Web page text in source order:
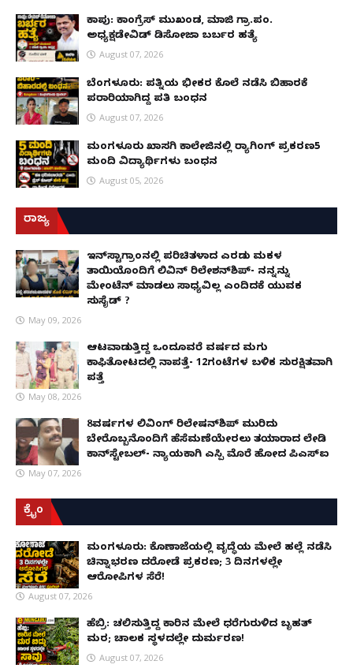
ಕಾಪು: ಕಾಂಗ್ರೆಸ್ ಮುಖಂಡ, ಮಾಜಿ ಗ್ರಾ.ಪಂ.
ಅಧ್ಯಕ್ಷಡೇವಿಡ್ ಡಿಸೋಜಾ ಬರ್ಬರ ಹತ್ಯೆ
August 07, 2026
ಬೆಂಗಳೂರು: ಪತ್ನಿಯ ಭೀಕರ ಕೊಲೆ ನಡೆಸಿ ಬಿಹಾರಕ್ಕೆ
ಪರಾರಿಯಾಗಿದ್ದ ಪತಿ ಬಂಧನ
August 07, 2026
ಮಂಗಳೂರು ಖಾಸಗಿ ಕಾಲೇಜಿನಲ್ಲಿ ರ‌್ಯಾಗಿಂಗ್ ಪ್ರಕರಣ5
ಮಂದಿ ವಿದ್ಯಾರ್ಥಿಗಳು ಬಂಧನ
August 05, 2026
ರಾಜ್ಯ
ಇನ್​ಸ್ಟಾಗ್ರಾಂನಲ್ಲಿ ಪರಿಚಿತಳಾದ ಎರಡು ಮಕ್ಕಳ
ತಾಯಿಯೊಂದಿಗೆ ಲಿವಿನ್ ರಿಲೇಶನ್​ಶಿಪ್- ನನ್ನನ್ನು
ಮೇಂಟೆನ್ ಮಾಡಲು ಸಾಧ್ಯವಿಲ್ಲ ಎಂದಿದಕ್ಕೆ ಯುವಕ
ಸುಸೈಡ್ ?
May 09, 2026
ಆಟವಾಡುತ್ತಿದ್ದ ಒಂದೂವರೆ ವರ್ಷದ ಮಗು
ಕಾಫಿತೋಟದಲ್ಲಿ ನಾಪತ್ತೆ- 12ಗಂಟೆಗಳ ಬಳಿಕ ಸುರಕ್ಷಿತವಾಗಿ
ಪತ್ತೆ
May 08, 2026
8ವರ್ಷಗಳ ಲಿವಿಂಗ್‌ ರಿಲೇಷನ್‌ಶಿಪ್ ಮುರಿದು
ಬೇರೊಬ್ಬನೊಂದಿಗೆ ಹೆಸೆಮಣೆಯೇರಲು ತಯಾರಾದ ಲೇಡಿ
ಕಾನ್‌ಸ್ಟೇಬಲ್- ನ್ಯಾಯಕ್ಕಾಗಿ ಎಸ್ಪಿ ಮೊರೆ ಹೋದ ಪಿಎಸ್ಐ
May 07, 2026
ಕ್ರೈಂ
ಮಂಗಳೂರು: ಕೊಣಾಜೆಯಲ್ಲಿ ವೃದ್ಧೆಯ ಮೇಲೆ ಹಲ್ಲೆ ನಡೆಸಿ
ಚಿನ್ನಾಭರಣ ದರೋಡೆ ಪ್ರಕರಣ; 3 ದಿನಗಳಲ್ಲೇ
ಆರೋಪಿಗಳ ಸೆರೆ!
August 07, 2026
ಹೆಬ್ರಿ: ಚಲಿಸುತ್ತಿದ್ದ ಕಾರಿನ ಮೇಲೆ ಧರೆಗುರುಳಿದ ಬೃಹತ್
ಮರ; ಚಾಲಕ ಸ್ಥಳದಲ್ಲೇ ದುರ್ಮರಣ!
August 07, 2026